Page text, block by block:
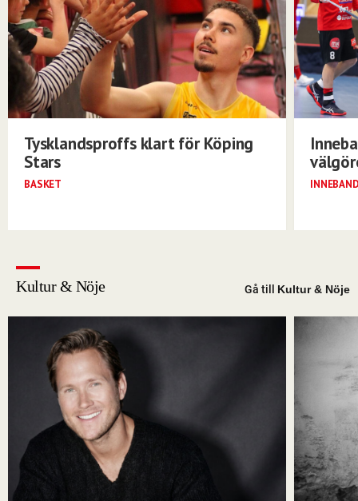
Tysklandsproffs klart för Köping
Stars
BASKET
Kultur & Nöje Gå till Kultur & Nöje